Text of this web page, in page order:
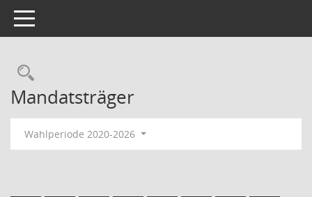
Toggle navigation
Rechercheauswahl
Mandatsträger
Wahlperiode 2020-2026